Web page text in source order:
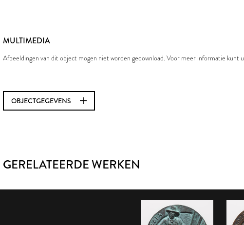
MULTIMEDIA
Afbeeldingen van dit object mogen niet worden gedownload. Voor meer informatie kunt u
OBJECTGEGEVENS
GERELATEERDE WERKEN